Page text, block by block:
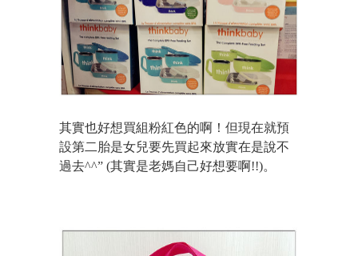
其實也好想買組粉紅色的啊！但現在就預
設第二胎是女兒要先買起來放實在是說不
過去^^” (其實是老媽自己好想要啊!!)。